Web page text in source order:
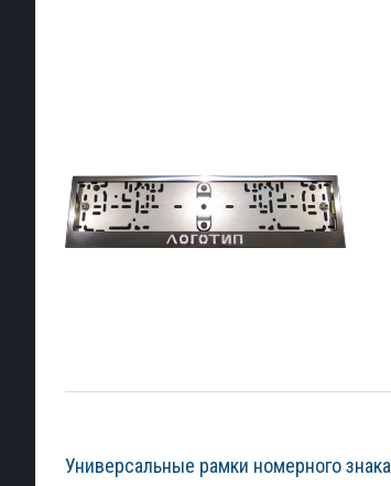
Универсальные рамки номерного знака